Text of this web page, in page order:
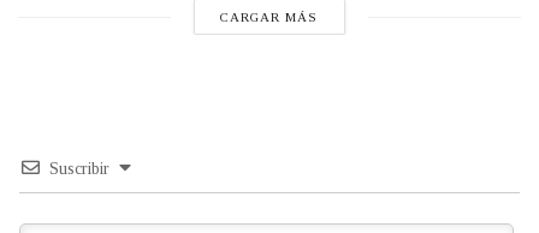
CARGAR MÁS
Suscribir